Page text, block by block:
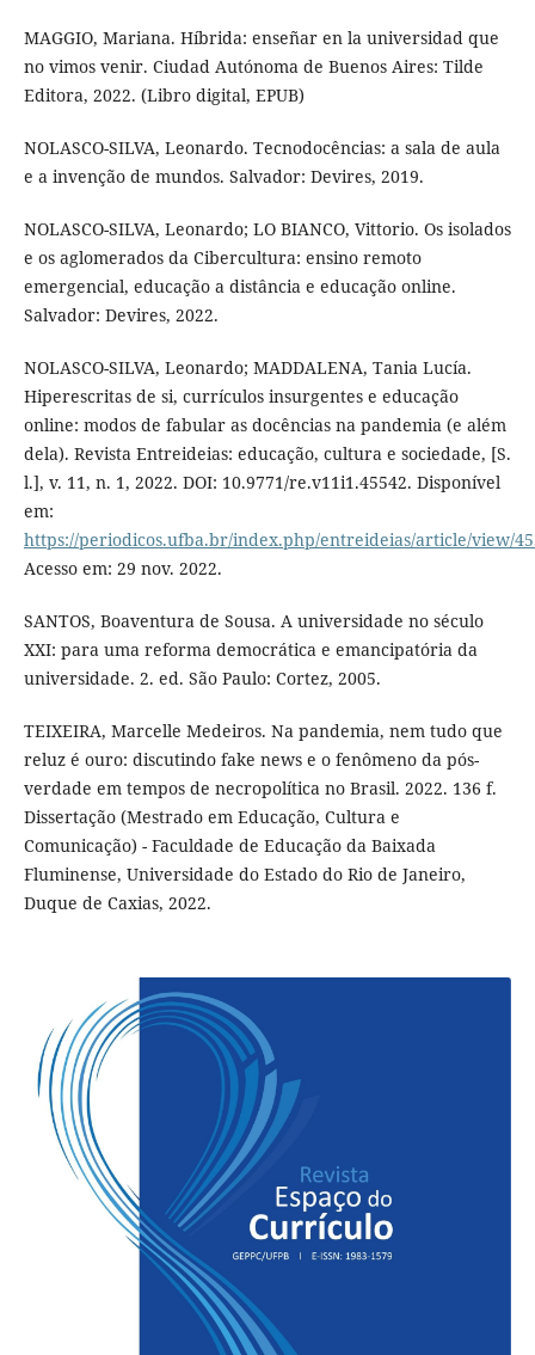
MAGGIO, Mariana. Híbrida: enseñar en la universidad que
no vimos venir. Ciudad Autónoma de Buenos Aires: Tilde
Editora, 2022. (Libro digital, EPUB)
NOLASCO-SILVA, Leonardo. Tecnodocências: a sala de aula
e a invenção de mundos. Salvador: Devires, 2019.
NOLASCO-SILVA, Leonardo; LO BIANCO, Vittorio. Os isolados
e os aglomerados da Cibercultura: ensino remoto
emergencial, educação a distância e educação online.
Salvador: Devires, 2022.
NOLASCO-SILVA, Leonardo; MADDALENA, Tania Lucía.
Hiperescritas de si, currículos insurgentes e educação
online: modos de fabular as docências na pandemia (e além
dela). Revista Entreideias: educação, cultura e sociedade, [S.
l.], v. 11, n. 1, 2022. DOI: 10.9771/re.v11i1.45542. Disponível
em:
https://periodicos.ufba.br/index.php/entreideias/article/view/
Acesso em: 29 nov. 2022.
SANTOS, Boaventura de Sousa. A universidade no século
XXI: para uma reforma democrática e emancipatória da
universidade. 2. ed. São Paulo: Cortez, 2005.
TEIXEIRA, Marcelle Medeiros. Na pandemia, nem tudo que
reluz é ouro: discutindo fake news e o fenômeno da pós-
verdade em tempos de necropolítica no Brasil. 2022. 136 f.
Dissertação (Mestrado em Educação, Cultura e
Comunicação) - Faculdade de Educação da Baixada
Fluminense, Universidade do Estado do Rio de Janeiro,
Duque de Caxias, 2022.